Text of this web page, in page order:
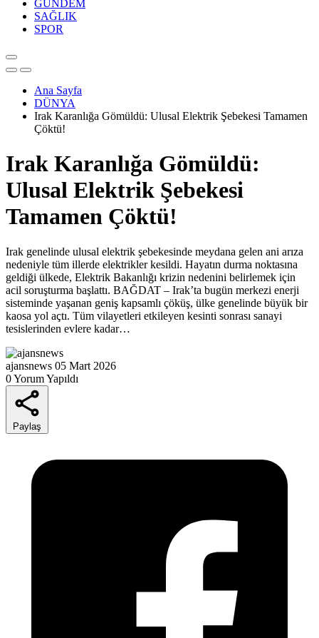
GÜNDEM
SAĞLIK
SPOR
Ana Sayfa
DÜNYA
Irak Karanlığa Gömüldü: Ulusal Elektrik Şebekesi Tamamen
Çöktü!
Irak Karanlığa Gömüldü:
Ulusal Elektrik Şebekesi
Tamamen Çöktü!
Irak genelinde ulusal elektrik şebekesinde meydana gelen ani arıza
nedeniyle tüm illerde elektrikler kesildi. Hayatın durma noktasına
geldiği ülkede, Elektrik Bakanlığı krizin nedenini belirlemek için
acil soruşturma başlattı. BAĞDAT – Irak’ta bugün merkezi enerji
sisteminde yaşanan geniş kapsamlı çöküş, ülke genelinde büyük bir
kaosa yol açtı. Tüm vilayetleri etkileyen kesinti sonrası sanayi
tesislerinden evlere kadar…
ajansnews 05 Mart 2026
0 Yorum Yapıldı
Paylaş